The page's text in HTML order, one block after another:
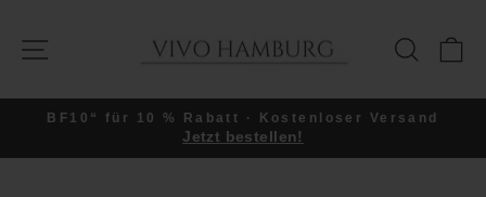
zum
Inhalt
SEITENNAVIGATION SUCHE
Pause
BF10“ für 10 % Rabatt · Kostenloser Versand
Jetzt bestellen!